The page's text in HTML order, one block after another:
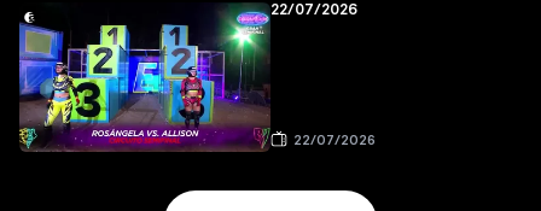
22/07/2026
22/07/2026